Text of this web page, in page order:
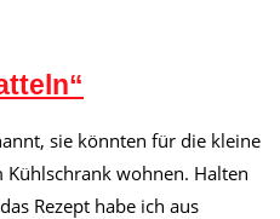
sie könnten für die kleine
Kühlschrank wohnen. Halten
Rezept habe ich aus